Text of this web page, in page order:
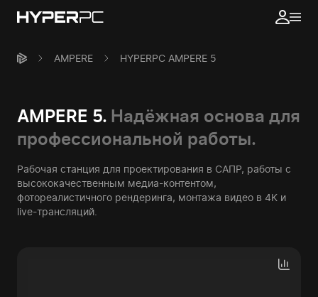
AMPERE HYPERPC AMPERE 5
AMPERE 5. Надёжная основа для
профессиональной работы.
Рабочая станция для проектирования в САПР, работы с
высококачественным медиа-контентом,
фотореалистичного рендеринга, монтажа видео в 4K и
live-трансляций.